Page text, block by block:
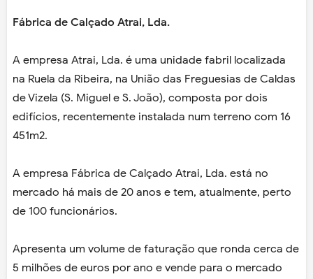
Fábrica de Calçado Atrai, Lda.
A empresa Atrai, Lda. é uma unidade fabril localizada
na Ruela da Ribeira, na União das Freguesias de Caldas
de Vizela (S. Miguel e S. João), composta por dois
edifícios, recentemente instalada num terreno com 16
451m2.
A empresa Fábrica de Calçado Atrai, Lda. está no
mercado há mais de 20 anos e tem, atualmente, perto
de 100 funcionários.
Apresenta um volume de faturação que ronda cerca de
5 milhões de euros por ano e vende para o mercado